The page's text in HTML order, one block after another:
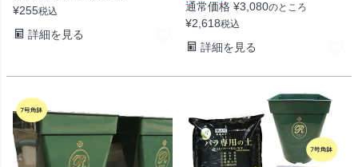
¥255税込
詳細を見る
通常価格 ¥3,080のところ
¥2,618税込
詳細を見る